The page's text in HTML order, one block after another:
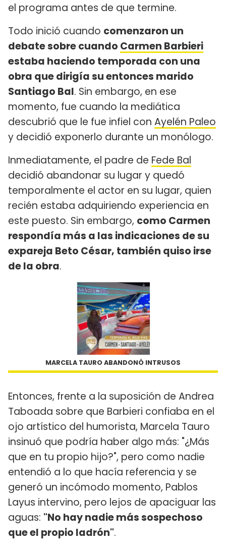
el programa antes de que termine.
Todo inició cuando comenzaron un
debate sobre cuando Carmen Barbieri
estaba haciendo temporada con una
obra que dirigía su entonces marido
Santiago Bal. Sin embargo, en ese
momento, fue cuando la mediática
descubrió que le fue infiel con Ayelén Paleo
y decidió exponerlo durante un monólogo.
Inmediatamente, el padre de Fede Bal
decidió abandonar su lugar y quedó
temporalmente el actor en su lugar, quien
recién estaba adquiriendo experiencia en
este puesto. Sin embargo, como Carmen
respondía más a las indicaciones de su
expareja Beto César, también quiso irse
de la obra.
MARCELA TAURO ABANDONÓ INTRUSOS
Entonces, frente a la suposición de Andrea
Taboada sobre que Barbieri confiaba en el
ojo artístico del humorista, Marcela Tauro
insinuó que podría haber algo más: "¿Más
que en tu propio hijo?", pero como nadie
entendió a lo que hacía referencia y se
generó un incómodo momento, Pablos
Layus intervino, pero lejos de apaciguar las
aguas: "No hay nadie más sospechoso
que el propio ladrón".